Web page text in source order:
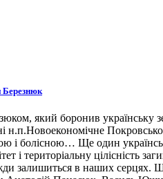
Березнюк
який боронив українську
н.п.Новоекономічне
і болісною… Ще один
і територіальну цілісність
залишиться в наших серцях.